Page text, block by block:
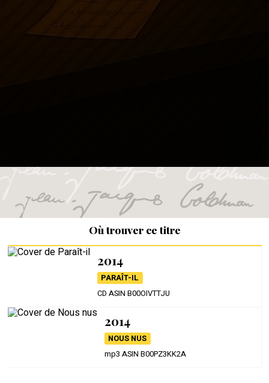
Où trouver ce titre
2014
PARAÎT-IL
CD ASIN B00OIVTTJU
2014
NOUS NUS
mp3 ASIN B00PZ3KK2A